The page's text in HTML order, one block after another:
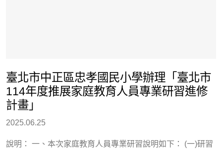
臺北市中正區忠孝國民小學辦理「臺北市
114年度推展家庭教育人員專業研習進修
計畫」
2025.06.25
說明： 一、本次家庭教育人員專業研習說明如下： (一)研習